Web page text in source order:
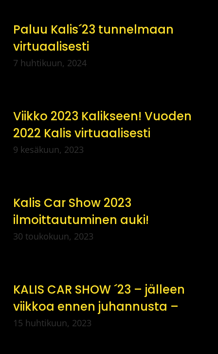
Paluu Kalis´23 tunnelmaan
virtuaalisesti
7 huhtikuun, 2024
Viikko 2023 Kalikseen! Vuoden
2022 Kalis virtuaalisesti
9 kesäkuun, 2023
Kalis Car Show 2023
ilmoittautuminen auki!
30 toukokuun, 2023
KALIS CAR SHOW ´23 – jälleen
viikkoa ennen juhannusta –
15 huhtikuun, 2023